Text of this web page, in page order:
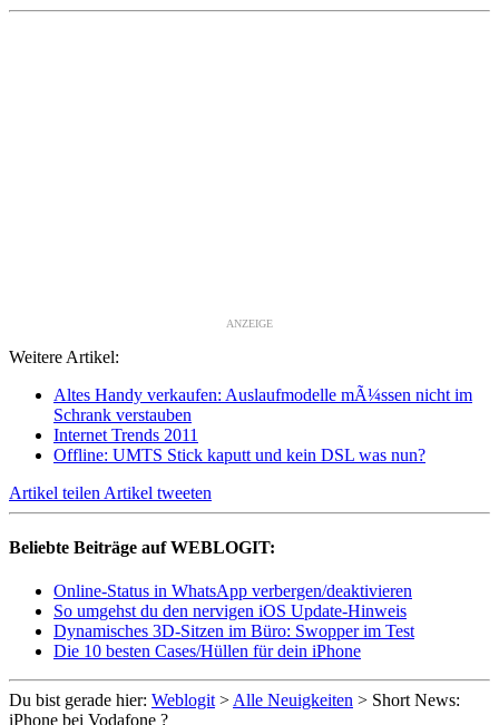
ANZEIGE
Weitere Artikel:
Altes Handy verkaufen: Auslaufmodelle mÃ¼ssen nicht im
Schrank verstauben
Internet Trends 2011
Offline: UMTS Stick kaputt und kein DSL was nun?
Artikel teilen Artikel tweeten
Beliebte Beiträge auf WEBLOGIT:
Online-Status in WhatsApp verbergen/deaktivieren
So umgehst du den nervigen iOS Update-Hinweis
Dynamisches 3D-Sitzen im Büro: Swopper im Test
Die 10 besten Cases/Hüllen für dein iPhone
Du bist gerade hier: Weblogit > Alle Neuigkeiten > Short News:
iPhone bei Vodafone ?